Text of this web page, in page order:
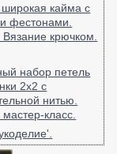
кайма с
фестонами.
крючком.
набор петель
2х2 с
нитью.
класс.